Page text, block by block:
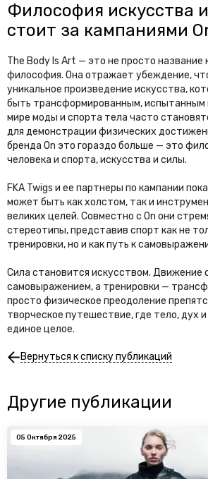
Философия искусства
стоит за кампаниями
The Body Is Art — это не просто название
философия. Она отражает убеждение,
уникальное произведение искусства,
быть трансформированным,
мире моды и спорта тела часто
для демонстрации физических
бренда On это гораздо больше — это
человека и спорта, искусства и силы.
FKA Twigs и ее партнеры по кампании
может быть как холстом, так и
великих целей. Совместно с On они
стереотипы, представив спорт как не
тренировки, но и как путь к
Сила становится искусством. Движение
самовыражением, а тренировки —
просто физическое преодоление
творческое путешествие, где тело, дух
единое целое.
Вернуться к списку публикаций
Другие публикации
05 Октября 2025